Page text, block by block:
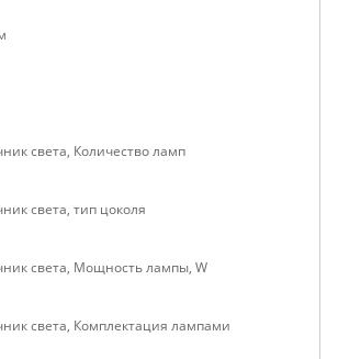
света, Количество ламп
света, тип цоколя
света, Мощность лампы, W
света, Комплектация лампами